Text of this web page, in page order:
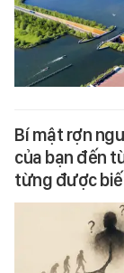
Bí mật rợn
của bạn đến
từng được